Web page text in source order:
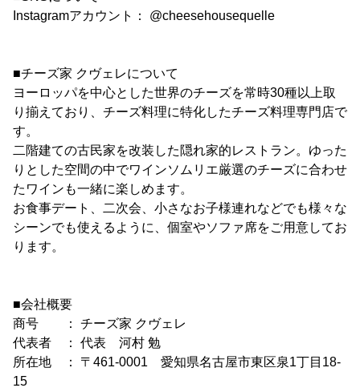
Instagramアカウント： @cheesehousequelle
■チーズ家 クヴェレについて
ヨーロッパを中心とした世界のチーズを常時30種以上取
り揃えており、チーズ料理に特化したチーズ料理専門店で
す。
二階建ての古民家を改装した隠れ家的レストラン。ゆった
りとした空間の中でワインソムリエ厳選のチーズに合わせ
たワインも一緒に楽しめます。
お食事デート、二次会、小さなお子様連れなどでも様々な
シーンでも使えるように、個室やソファ席をご用意してお
ります。
■会社概要
商号 ： チーズ家 クヴェレ
代表者 ： 代表 河村 勉
所在地 ： 〒461-0001 愛知県名古屋市東区泉1丁目18-
15